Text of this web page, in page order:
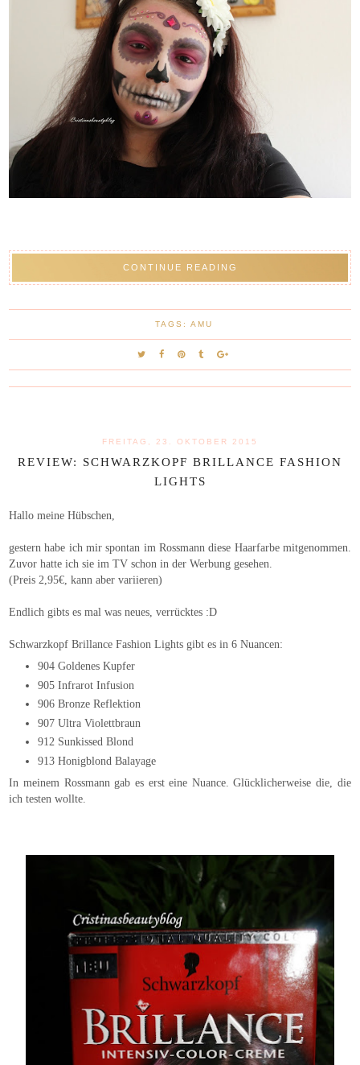
CONTINUE READING
TAGS: AMU
FREITAG, 23. OKTOBER 2015
REVIEW: SCHWARZKOPF BRILLANCE FASHION
LIGHTS
Hallo meine Hübschen,
gestern habe ich mir spontan im Rossmann diese Haarfarbe mitgenommen.
Zuvor hatte ich sie im TV schon in der Werbung gesehen.
(Preis 2,95€, kann aber variieren)
Endlich gibts es mal was neues, verrücktes :D
Schwarzkopf Brillance Fashion Lights gibt es in 6 Nuancen:
904 Goldenes Kupfer
905 Infrarot Infusion
906 Bronze Reflektion
907 Ultra Violettbraun
912 Sunkissed Blond
913 Honigblond Balayage
In meinem Rossmann gab es erst eine Nuance. Glücklicherweise die, die
ich testen wollte.